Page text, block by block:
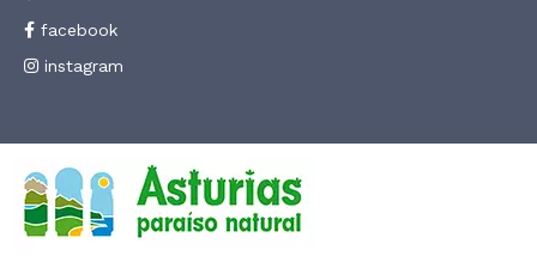
facebook
instagram